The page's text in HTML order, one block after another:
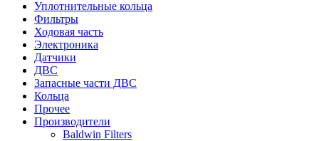
Уплотнительные кольца
Фильтры
Ходовая часть
Электроника
Датчики
ДВС
Запасные части ДВС
Кольца
Прочее
Производители
Baldwin Filters